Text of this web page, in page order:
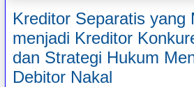
Kreditor Separatis yang
menjadi Kreditor
dan Strategi Hukum
Debitor Nakal